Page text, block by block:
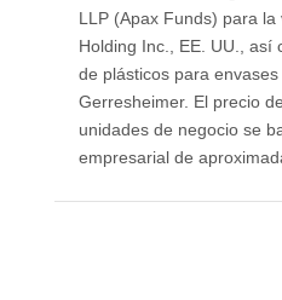
LLP (Apax Funds) para
Holding Inc., EE. UU., así
de plásticos para
Gerresheimer. El precio
unidades de negocio se
empresarial de